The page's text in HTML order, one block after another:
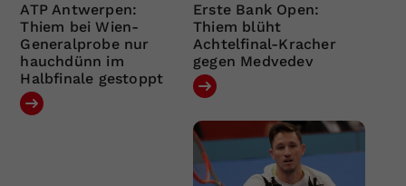
ATP Antwerpen:
Thiem bei Wien-
Generalprobe nur
hauchdünn im
Halbfinale gestoppt
Erste Bank Open:
Thiem blüht
Achtelfinal-Kracher
gegen Medvedev